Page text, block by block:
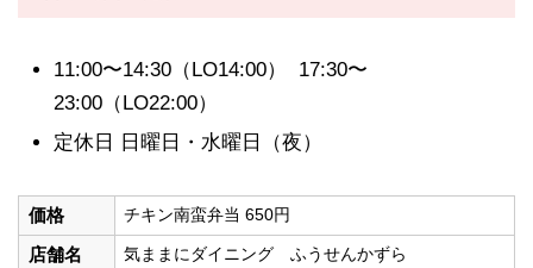
11:00〜14:30（LO14:00） 17:30〜
23:00（LO22:00）
定休日 日曜日・水曜日（夜）
価格 チキン南蛮弁当 650円
店舗名 気ままにダイニング ふうせんかずら